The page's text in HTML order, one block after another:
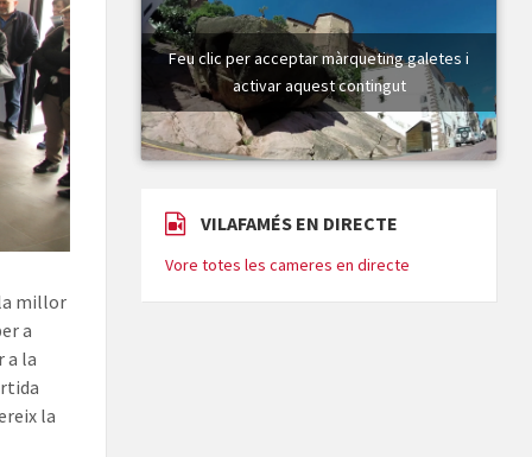
la millor
a
a la
la
Feu clic per acceptar màrqueting galetes i
activar aquest contingut
VILAFAMÉS EN DIRECTE
Vore totes les cameres en directe